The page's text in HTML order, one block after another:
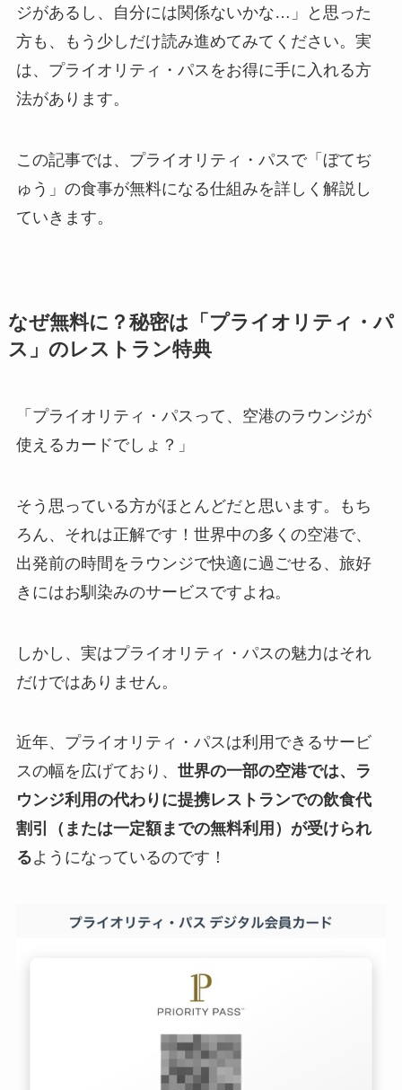
ジがあるし、自分には関係ないかな…」と思った
方も、もう少しだけ読み進めてみてください。実
は、プライオリティ・パスをお得に手に入れる方
法があります。
この記事では、プライオリティ・パスで「ぼてぢ
ゅう」の食事が無料になる仕組みを詳しく解説し
ていきます。
なぜ無料に？秘密は「プライオリティ・パ
ス」のレストラン特典
「プライオリティ・パスって、空港のラウンジが
使えるカードでしょ？」
そう思っている方がほとんどだと思います。もち
ろん、それは正解です！世界中の多くの空港で、
出発前の時間をラウンジで快適に過ごせる、旅好
きにはお馴染みのサービスですよね。
しかし、実はプライオリティ・パスの魅力はそれ
だけではありません。
近年、プライオリティ・パスは利用できるサービ
スの幅を広げており、 世界の一部の空港では、ラ
ウンジ利用の代わりに提携レストランでの飲食代
割引（または一定額までの無料利用）が受けられ
るようになっているのです！